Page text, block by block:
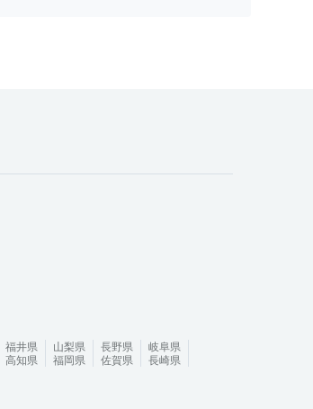
福井県 山梨県 長野県
岐阜県
高知県 福岡県 佐賀県
長崎県